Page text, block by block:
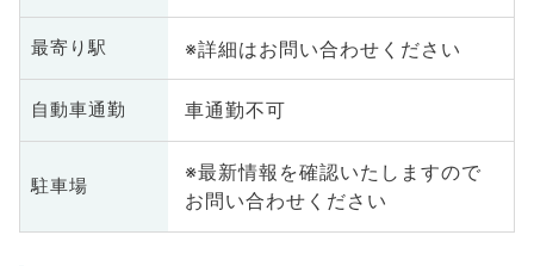
最寄り駅 ※詳細はお問い合わせください
自動車通勤 車通勤不可
駐車場
※最新情報を確認いたしますので
お問い合わせください